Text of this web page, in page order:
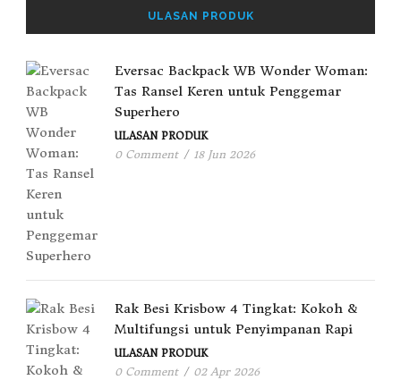
ULASAN PRODUK
Eversac Backpack WB Wonder Woman:
Tas Ransel Keren untuk Penggemar
Superhero
ULASAN PRODUK
0 Comment / 18 Jun 2026
Rak Besi Krisbow 4 Tingkat: Kokoh &
Multifungsi untuk Penyimpanan Rapi
ULASAN PRODUK
0 Comment / 02 Apr 2026